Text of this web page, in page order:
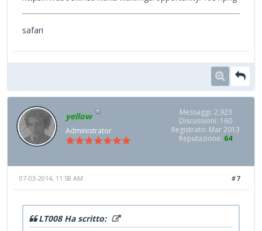
safari
yellow
Administrator
Messaggi: 2,923
Discussioni: 160
Registrato: Mar 2013
Reputazione: 64
#7
07-03-2014, 11:58 AM
LT008 Ha scritto: